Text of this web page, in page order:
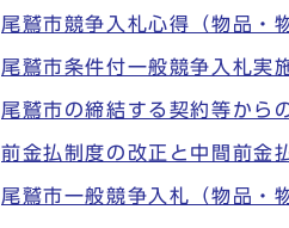
尾鷲市競争入札心得（物品・
尾鷲市条件付一般競争入札実
尾鷲市の締結する契約等から
前金払制度の改正と中間前金
尾鷲市一般競争入札（物品・